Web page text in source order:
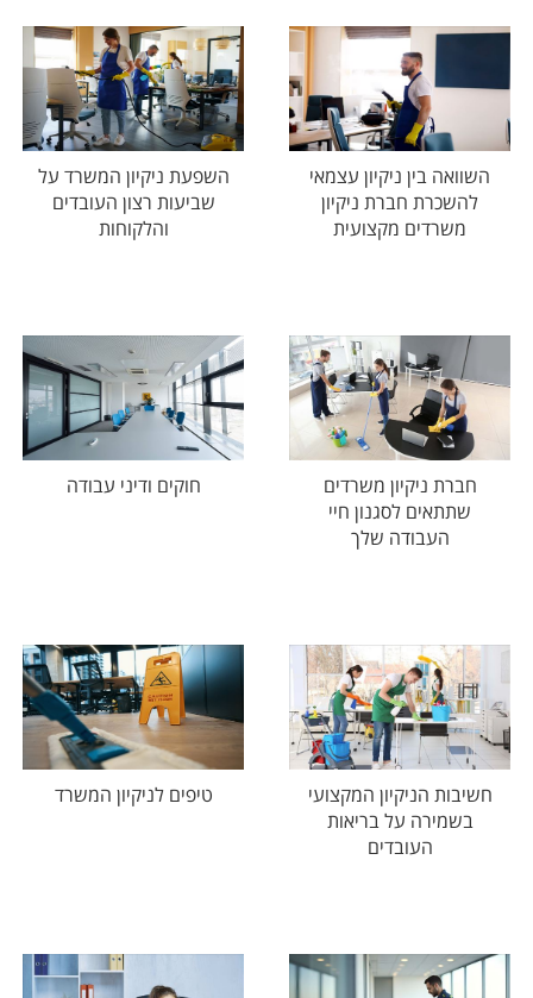
השוואה בין ניקיון עצמאי
להשכרת חברת ניקיון
משרדים מקצועית
השפעת ניקיון המשרד על
שביעות רצון העובדים
והלקוחות
חברת ניקיון משרדים
שתתאים לסגנון חיי
העבודה שלך
חוקים ודיני עבודה
חשיבות הניקיון המקצועי
בשמירה על בריאות
העובדים
טיפים לניקיון המשרד